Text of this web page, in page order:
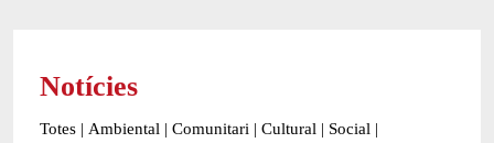
Notícies
Totes | Ambiental | Comunitari | Cultural | Social |